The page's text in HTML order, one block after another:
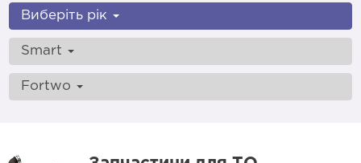
Виберіть рік
Smart
Fortwo